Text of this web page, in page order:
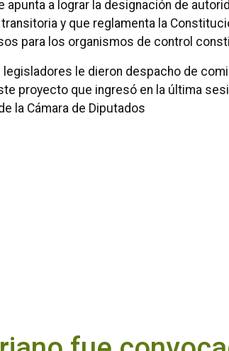
a lograr la designación de
y que reglamenta la
para los organismos de control
legisladores le dieron despacho de
proyecto que ingresó en la última
la Cámara de Diputados